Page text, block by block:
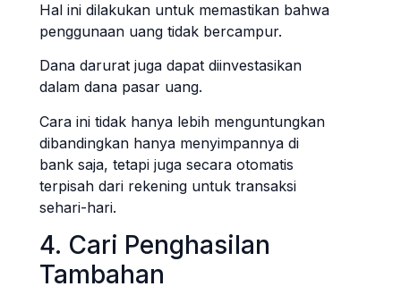
Hal ini dilakukan untuk memastikan bahwa
penggunaan uang tidak bercampur.
Dana darurat juga dapat diinvestasikan
dalam dana pasar uang.
Cara ini tidak hanya lebih menguntungkan
dibandingkan hanya menyimpannya di
bank saja, tetapi juga secara otomatis
terpisah dari rekening untuk transaksi
sehari-hari.
4. Cari Penghasilan
Tambahan